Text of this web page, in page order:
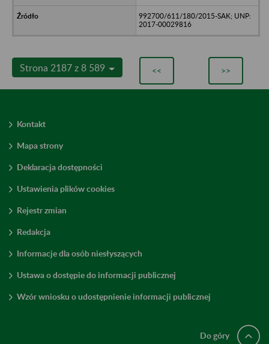
992700/611/180/2015-SAK; UNP:
2017-00029816
Strona 2187 z 8 589 << >>
Kontakt
Mapa strony
Deklaracja dostępności
Ustawienia plików cookies
Rejestr zmian
Redakcja
Informacje dla osób niesłyszących
Ustawa o dostępie do informacji publicznej
Wzór wniosku o udostępnienie informacji publicznej
Do góry